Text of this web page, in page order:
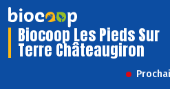
Biocoop Les Pieds Sur
Terre Châteaugiron